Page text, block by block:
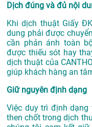
Dịch đúng và đủ nội
Khi dịch thuật Giấy
dung phải được
cần phản ánh toàn
được thiếu sót hay
dịch thuật của
giúp khách hàng an
Giữ nguyên định dạng
Việc duy trì định
then chốt trong dịch